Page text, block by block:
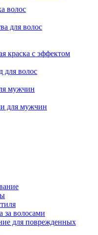
волос
для волос
краска с эффектом
для волос
мужчин
для мужчин
за волосами
для поврежденных